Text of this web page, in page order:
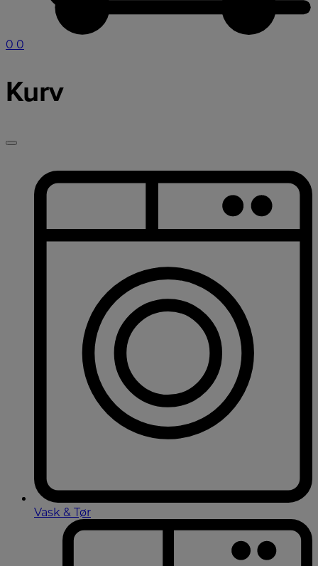
0 0
Kurv
Vask & Tør